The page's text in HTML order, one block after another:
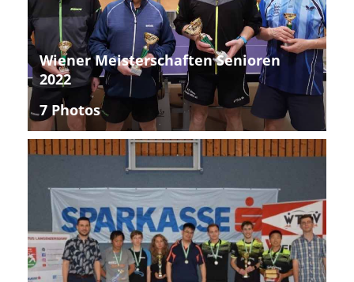
Wiener Meisterschaften Senioren
2022
7 Photos